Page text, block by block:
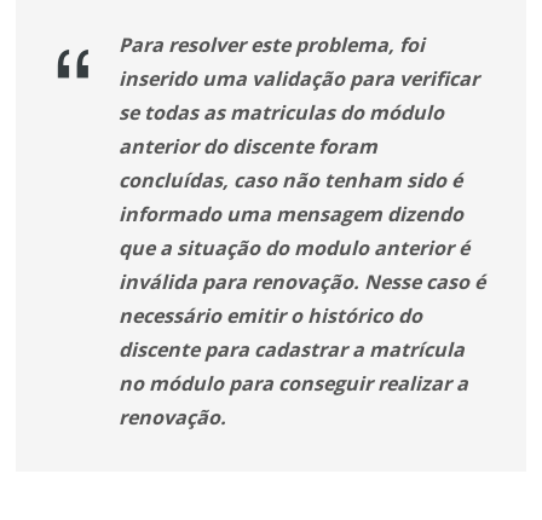
Para resolver este problema, foi
inserido uma validação para verificar
se todas as matriculas do módulo
anterior do discente foram
concluídas, caso não tenham sido é
informado uma mensagem dizendo
que a situação do modulo anterior é
inválida para renovação. Nesse caso é
necessário emitir o histórico do
discente para cadastrar a matrícula
no módulo para conseguir realizar a
renovação.